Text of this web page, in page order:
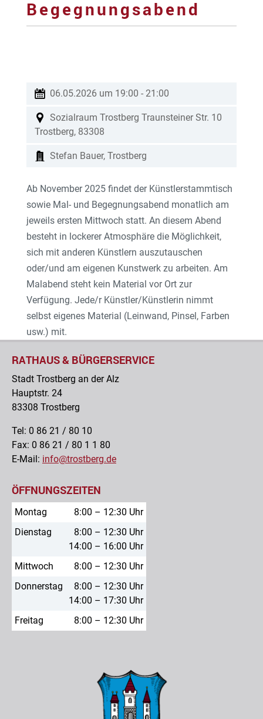
Begegnungsabend
06.05.2026 um 19:00 - 21:00
Sozialraum Trostberg Traunsteiner Str. 10
Trostberg, 83308
Stefan Bauer, Trostberg
Ab November 2025 findet der Künstlerstammtisch
sowie Mal- und Begegnungsabend monatlich am
jeweils ersten Mittwoch statt. An diesem Abend
besteht in lockerer Atmosphäre die Möglichkeit,
sich mit anderen Künstlern auszutauschen
oder/und am eigenen Kunstwerk zu arbeiten. Am
Malabend steht kein Material vor Ort zur
Verfügung. Jede/r Künstler/Künstlerin nimmt
selbst eigenes Material (Leinwand, Pinsel, Farben
usw.) mit.
RATHAUS & BÜRGERSERVICE
Stadt Trostberg an der Alz
Hauptstr. 24
83308 Trostberg
Tel: 0 86 21 / 80 10
Fax: 0 86 21 / 80 1 1 80
E-Mail: info@trostberg.de
ÖFFNUNGSZEITEN
Montag
8:00 – 12:30 Uhr
Dienstag
8:00 – 12:30 Uhr
14:00 – 16:00 Uhr
Mittwoch
8:00 – 12:30 Uhr
Donnerstag
8:00 – 12:30 Uhr
14:00 – 17:30 Uhr
Freitag
8:00 – 12:30 Uhr